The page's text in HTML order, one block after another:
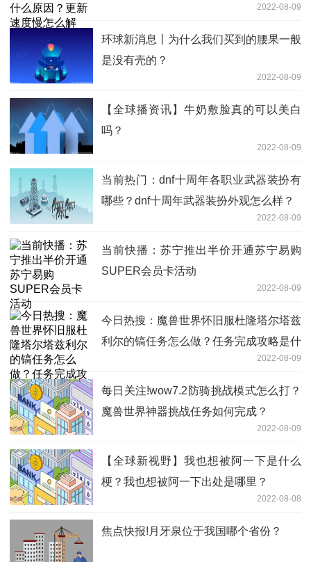
2022-08-09
环球新消息丨为什么我们买到的腰果一般
是没有壳的？
2022-08-09
【全球播资讯】牛奶敷脸真的可以美白
吗？
2022-08-09
当前热门：dnf十周年各职业武器装扮有
哪些？dnf十周年武器装扮外观怎么样？
2022-08-09
当前快播：苏宁推出半价开通苏宁易购
SUPER会员卡活动
2022-08-09
今日热搜：魔兽世界怀旧服杜隆塔尔塔兹
利尔的镐任务怎么做？任务完成攻略是什
2022-08-09
每日关注!wow7.2防骑挑战模式怎么打？
魔兽世界神器挑战任务如何完成？
2022-08-09
【全球新视野】我也想被阿一下是什么
梗？我也想被阿一下出处是哪里？
2022-08-08
焦点快报!月牙泉位于我国哪个省份？